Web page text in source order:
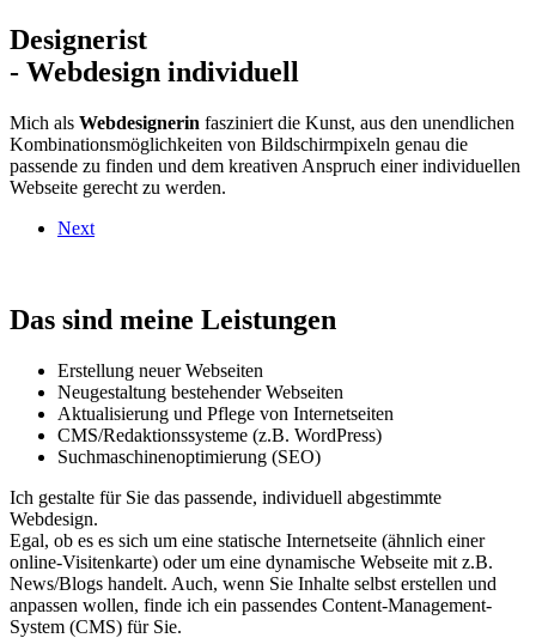
Designerist
- Webdesign individuell
Mich als Webdesignerin fasziniert die Kunst, aus den unendlichen
Kombinationsmöglichkeiten von Bildschirmpixeln genau die
passende zu finden und dem kreativen Anspruch einer individuellen
Webseite gerecht zu werden.
Next
Das sind meine Leistungen
Erstellung neuer Webseiten
Neugestaltung bestehender Webseiten
Aktualisierung und Pflege von Internetseiten
CMS/Redaktionssysteme (z.B. WordPress)
Suchmaschinenoptimierung (SEO)
Ich gestalte für Sie das passende, individuell abgestimmte
Webdesign.
Egal, ob es es sich um eine statische Internetseite (ähnlich einer
online-Visitenkarte) oder um eine dynamische Webseite mit z.B.
News/Blogs handelt. Auch, wenn Sie Inhalte selbst erstellen und
anpassen wollen, finde ich ein passendes Content-Management-
System (CMS) für Sie.